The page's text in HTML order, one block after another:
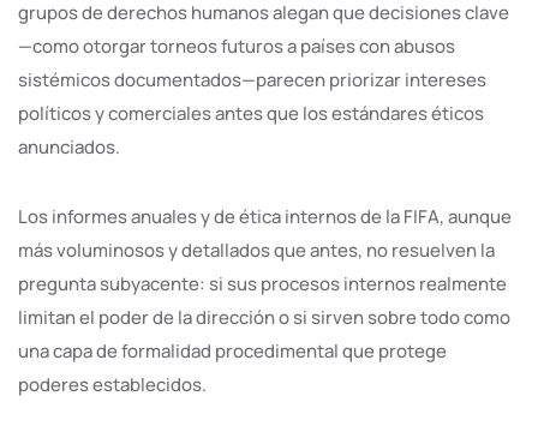
grupos de derechos humanos alegan que decisiones clave
—como otorgar torneos futuros a países con abusos
sistémicos documentados—parecen priorizar intereses
políticos y comerciales antes que los estándares éticos
anunciados.
Los informes anuales y de ética internos de la FIFA, aunque
más voluminosos y detallados que antes, no resuelven la
pregunta subyacente: si sus procesos internos realmente
limitan el poder de la dirección o si sirven sobre todo como
una capa de formalidad procedimental que protege
poderes establecidos.